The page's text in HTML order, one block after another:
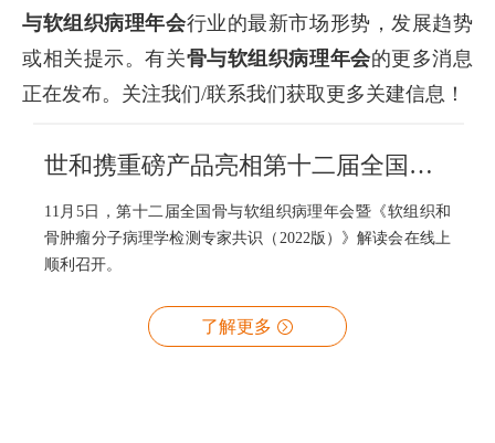
与软组织病理年会行业的最新市场形势，发展趋势
或相关提示。有关骨与软组织病理年会的更多消息
正在发布。关注我们/联系我们获取更多关建信息！
世和携重磅产品亮相第十二届全国骨与软组织病理年会
11月5日，第十二届全国骨与软组织病理年会暨《软组织和
骨肿瘤分子病理学检测专家共识（2022版）》解读会在线上
顺利召开。
了解更多